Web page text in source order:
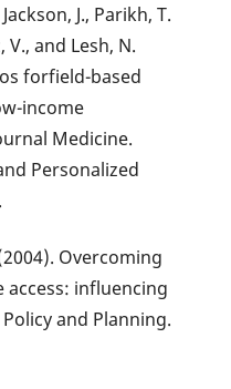
J., Parikh, T.
V., and Lesh, N.
forfield-based
income
Medicine.
Personalized
Overcoming
influencing
and Planning.